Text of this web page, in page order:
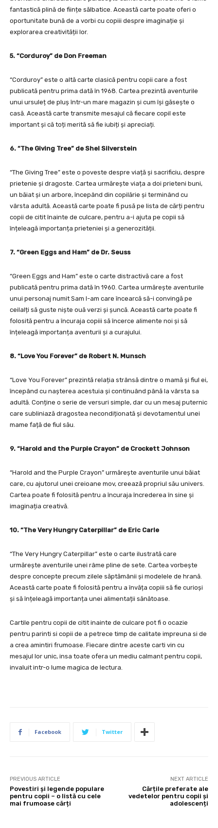
fantastică plină de ființe sălbatice. Această carte poate oferi o
oportunitate bună de a vorbi cu copiii despre imaginație și
explorarea creativității lor.
5. “Corduroy” de Don Freeman
“Corduroy” este o altă carte clasică pentru copii care a fost
publicată pentru prima dată în 1968. Cartea prezintă aventurile
unui ursuleț de pluș într-un mare magazin și cum își găsește o
casă. Această carte transmite mesajul că fiecare copil este
important și că toți merită să fie iubiți și apreciați.
6. “The Giving Tree” de Shel Silverstein
“The Giving Tree” este o poveste despre viață și sacrificiu, despre
prietenie și dragoste. Cartea urmărește viața a doi prieteni buni,
un băiat și un arbore, începând din copilărie și terminând cu
vârsta adultă. Această carte poate fi pusă pe lista de cărți pentru
copii de citit înainte de culcare, pentru a-i ajuta pe copii să
înțeleagă importanța prieteniei și a generozității.
7. “Green Eggs and Ham” de Dr. Seuss
“Green Eggs and Ham” este o carte distractivă care a fost
publicată pentru prima dată în 1960. Cartea urmărește aventurile
unui personaj numit Sam I-am care încearcă să-i convingă pe
ceilalți să guste niște ouă verzi și șuncă. Această carte poate fi
folosită pentru a încuraja copiii să încerce alimente noi și să
înțeleagă importanța aventurii și a curajului.
8. “Love You Forever” de Robert N. Munsch
“Love You Forever” prezintă relația strânsă dintre o mamă și fiul ei,
începând cu nașterea acestuia și continuând până la vârsta sa
adultă. Conține o serie de versuri simple, dar cu un mesaj puternic
care subliniază dragostea necondiționată și devotamentul unei
mame față de fiul său.
9. “Harold and the Purple Crayon” de Crockett Johnson
“Harold and the Purple Crayon” urmărește aventurile unui băiat
care, cu ajutorul unei creioane mov, creează propriul său univers.
Cartea poate fi folosită pentru a încuraja încrederea în sine și
imaginația creativă.
10. “The Very Hungry Caterpillar” de Eric Carle
“The Very Hungry Caterpillar” este o carte ilustrată care
urmărește aventurile unei râme pline de sete. Cartea vorbește
despre concepte precum zilele săptămânii și modelele de hrană.
Această carte poate fi folosită pentru a învăța copiii să fie curioși
și să înțeleagă importanța unei alimentații sănătoase.
Cartile pentru copii de citit inainte de culcare pot fi o ocazie
pentru parinti si copii de a petrece timp de calitate impreuna si de
a crea amintiri frumoase. Fiecare dintre aceste carti vin cu
mesajul lor unic, insa toate ofera un mediu calmant pentru copii,
invaluit intr-o lume magica de lectura.
Facebook Twitter
PREVIOUS ARTICLE
Povestiri și legende populare
pentru copii – o listă cu cele
mai frumoase cărți
NEXT ARTICLE
Cărțile preferate ale
vedetelor pentru copii și
adolescenți